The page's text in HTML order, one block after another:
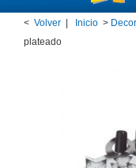
< Volver Inicio >
plateado